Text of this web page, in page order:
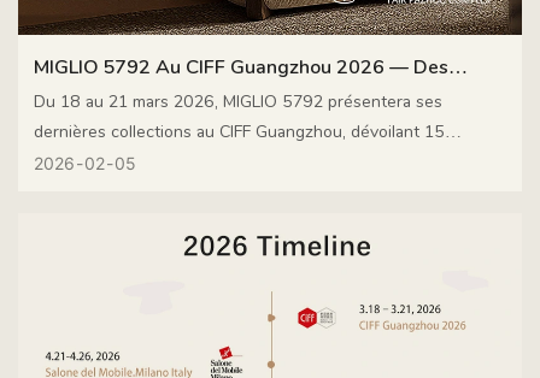
MIGLIO 5792 Au CIFF Guangzhou 2026 — Des
Créations Contemporaines Originales Pour Le
Marché Mondial
Du 18 au 21 mars 2026, MIGLIO 5792 présentera ses
dernières collections au CIFF Guangzhou, dévoilant 15
créations de mobilier contemporain originales développées
2026 02 05